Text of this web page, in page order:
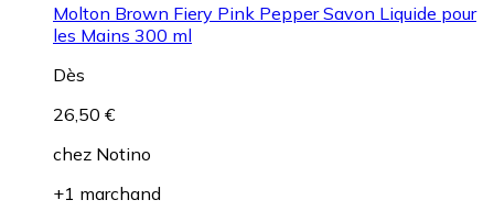
Molton Brown Fiery Pink Pepper Savon Liquide pour
les Mains 300 ml
Dès
26,50 €
chez Notino
+1 marchand